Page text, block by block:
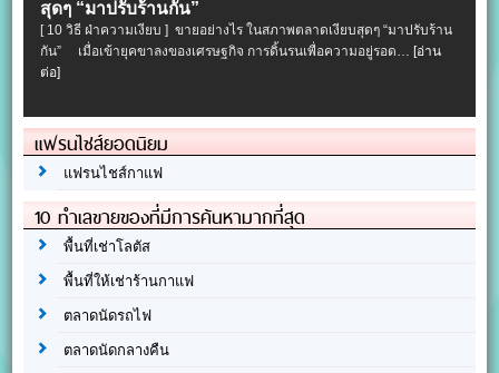
สุดๆ “มาปรับร้านกัน”
[ 10 วิธี ฝ่าความเงียบ ] ขายอย่างไร ในสภาพตลาดเงียบสุดๆ “มาปรับร้าน
กัน” เมื่อเข้ายุคขาลงของเศรษฐกิจ การดิ้นรนเพื่อความอยู่รอด… [อ่าน
ต่อ]
แฟรนไชส์ยอดนิยม
แฟรนไชส์กาแฟ
10 ทำเลขายของที่มีการค้นหามากที่สุด
พื้นที่เช่าโลตัส
พื้นที่ให้เช่าร้านกาแฟ
ตลาดนัดรถไฟ
ตลาดนัดกลางคืน